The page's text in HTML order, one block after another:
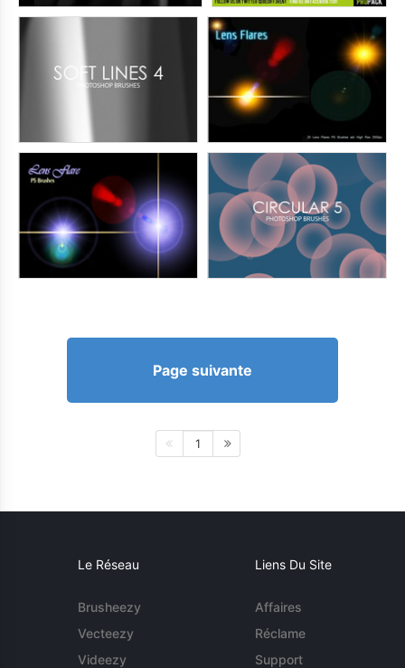
Page suivante
1
Le Réseau
Brusheezy
Vecteezy
Videezy
Liens Du Site
Affaires
Réclame
Support